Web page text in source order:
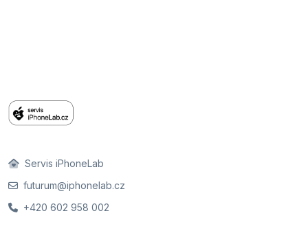
Servis iPhoneLab
futurum@iphonelab.cz
+420 602 958 002